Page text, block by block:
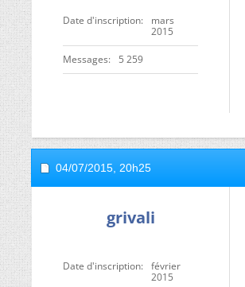
Date d'inscription
mars
2015
Messages 5 259
04/07/2015, 20h25
grivali
Date d'inscription
février
2015